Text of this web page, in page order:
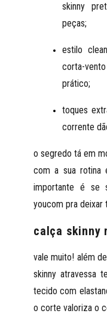
skinny
peças;
estilo
corta-
prático;
toques
corrente
o segredo tá em
com a sua rotina
importante é se
youcom pra deixar
calça skinny
vale muito! além
skinny atravessa
tecido com
o corte valoriza o